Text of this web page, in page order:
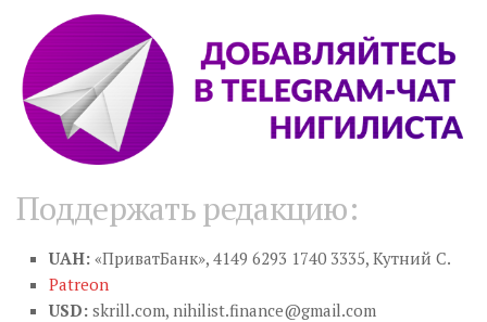
Поддержать редакцию:
UAH: «ПриватБанк», 4149 6293 1740 3335, Кутний С.
Patreon
USD: skrill.com, nihilist.finance@gmail.com